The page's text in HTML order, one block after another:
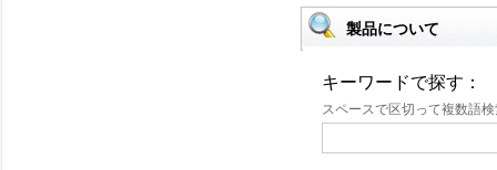
製品について
キーワードで探す：
スペースで区切って複数語